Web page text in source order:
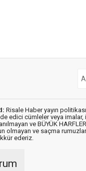
Risale Haber yayın
edici cümleler veya imalar,
ve BÜYÜK
olmayan ve saçma
ederiz.